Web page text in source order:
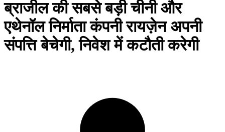
ब्राजील की सबसे बड़ी चीनी और
एथेनॉल निर्माता कंपनी रायज़ेन अपनी
संपत्ति बेचेगी, निवेश में कटौती करेगी